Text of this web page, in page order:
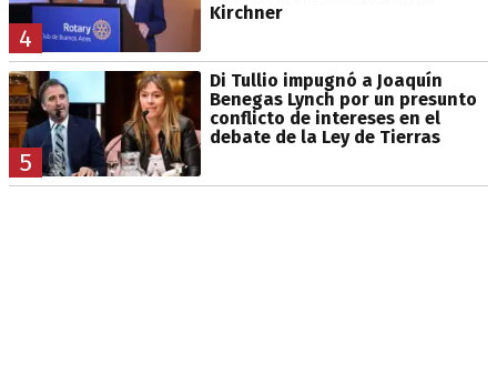
4
Kirchner
5
Di Tullio impugnó a Joaquín
Benegas Lynch por un presunto
conflicto de intereses en el
debate de la Ley de Tierras